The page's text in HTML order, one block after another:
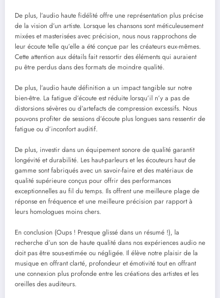
De plus, l’audio haute fidélité offre une représentation plus précise
de la vision d’un artiste. Lorsque les chansons sont méticuleusement
mixées et masterisées avec précision, nous nous rapprochons de
leur écoute telle qu’elle a été conçue par les créateurs eux-mêmes.
Cette attention aux détails fait ressortir des éléments qui auraient
pu être perdus dans des formats de moindre qualité.
De plus, l’audio haute définition a un impact tangible sur notre
bien-être. La fatigue d’écoute est réduite lorsqu’il n’y a pas de
distorsions sévères ou d’artefacts de compression excessifs. Nous
pouvons profiter de sessions d’écoute plus longues sans ressentir de
fatigue ou d’inconfort auditif.
De plus, investir dans un équipement sonore de qualité garantit
longévité et durabilité. Les haut-parleurs et les écouteurs haut de
gamme sont fabriqués avec un savoir-faire et des matériaux de
qualité supérieure conçus pour offrir des performances
exceptionnelles au fil du temps. Ils offrent une meilleure plage de
réponse en fréquence et une meilleure précision par rapport à
leurs homologues moins chers.
En conclusion (Oups ! Presque glissé dans un résumé !), la
recherche d’un son de haute qualité dans nos expériences audio ne
doit pas être sous-estimée ou négligée. Il élève notre plaisir de la
musique en offrant clarté, profondeur et émotivité tout en offrant
une connexion plus profonde entre les créations des artistes et les
oreilles des auditeurs.